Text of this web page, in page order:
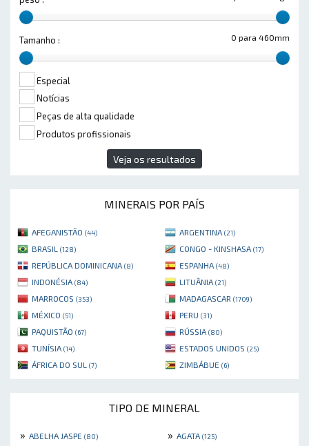
0 para 460mm
Tamanho :
Especial
Notícias
Peças de alta qualidade
Produtos profissionais
Veja os resultados
MINERAIS POR PAÍS
AFEGANISTÃO (44) ARGENTINA (21)
BRASIL (128) CONGO - KINSHASA (17)
REPÚBLICA DOMINICANA (8) ESPANHA (48)
INDONÉSIA (84) LITUÂNIA (21)
MARROCOS (353) MADAGASCAR (1709)
MÉXICO (51) PERU (31)
PAQUISTÃO (67) RÚSSIA (80)
TUNÍSIA (14) ESTADOS UNIDOS (25)
ÁFRICA DO SUL (7) ZIMBÁBUE (6)
TIPO DE MINERAL
» ABELHA JASPE (80) » AGATA (125)